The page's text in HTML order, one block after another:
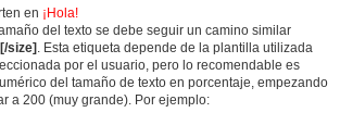
en ¡Hola!
del texto se debe seguir un camino similar
size] . Esta etiqueta depende de la plantilla utilizada
por el usuario, pero lo recomendable es
del tamaño de texto en porcentaje, empezando
a 200 (muy grande). Por ejemplo: